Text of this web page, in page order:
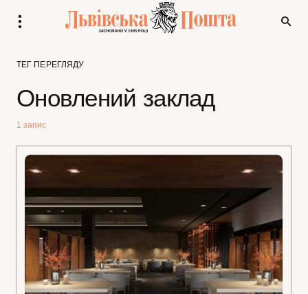
ТЕГ ПЕРЕГЛЯДУ
Оновлений заклад
1 запис